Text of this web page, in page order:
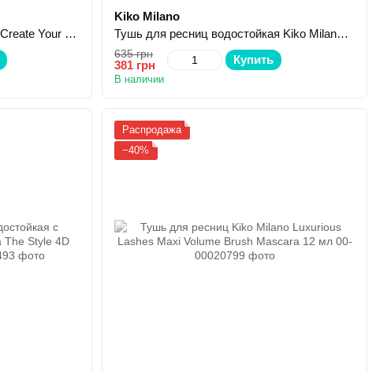
Тушь для ресниц Kiko Milano Create Your Balance Length & Volume Effect Mascara 8 мл
Kiko Milano
Тушь для ресниц водостойкая Kiko Milano Unforgettable Waterproof Volume & Curl Mascara 11 мл
635 грн
381 грн Купить
В наличии
Распродажа
−40%